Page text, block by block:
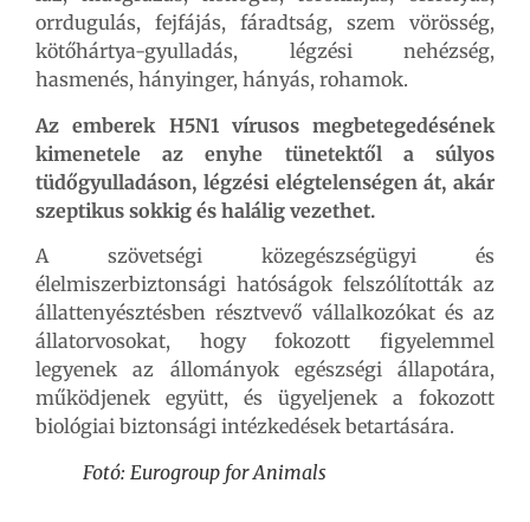
orrdugulás, fejfájás, fáradtság, szem vörösség,
kötőhártya-gyulladás, légzési nehézség,
hasmenés, hányinger, hányás, rohamok.
Az emberek H5N1 vírusos megbetegedésének
kimenetele az enyhe tünetektől a súlyos
tüdőgyulladáson, légzési elégtelenségen át, akár
szeptikus sokkig és halálig vezethet.
A szövetségi közegészségügyi és
élelmiszerbiztonsági hatóságok felszólították az
állattenyésztésben résztvevő vállalkozókat és az
állatorvosokat, hogy fokozott figyelemmel
legyenek az állományok egészségi állapotára,
működjenek együtt, és ügyeljenek a fokozott
biológiai biztonsági intézkedések betartására.
Fotó: Eurogroup for Animals